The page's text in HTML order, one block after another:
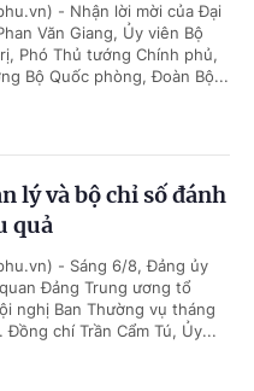
- Nhận lời mời của Đại
Văn Giang, Ủy viên Bộ
Phó Thủ tướng Chính phủ,
Bộ Quốc phòng, Đoàn Bộ...
lý và bộ chỉ số đánh
quả
- Sáng 6/8, Đảng ủy
Đảng Trung ương tổ
nghị Ban Thường vụ tháng
Đồng chí Trần Cẩm Tú, Ủy...